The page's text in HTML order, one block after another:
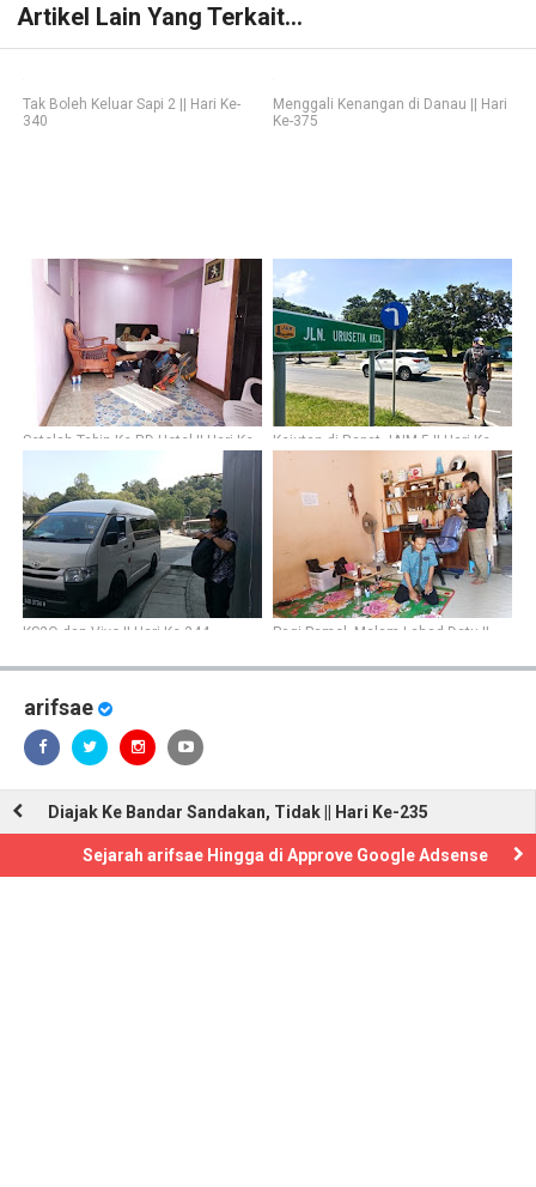
Artikel Lain Yang Terkait...
Tak Boleh Keluar Sapi 2 || Hari Ke-
340
Menggali Kenangan di Danau || Hari
Ke-375
Setelah Tabin Ke RD Hotel || Hari Ke-
Kejutan di Rapat JAIM 5 || Hari Ke-
337
KS2O dan Vivo || Hari Ke-344
Pagi Pamol, Malam Lahad Datu ||
arifsae
Diajak Ke Bandar Sandakan, Tidak || Hari Ke-235
Sejarah arifsae Hingga di Approve Google Adsense